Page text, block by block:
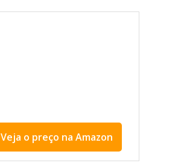
Veja o preço na Amazon